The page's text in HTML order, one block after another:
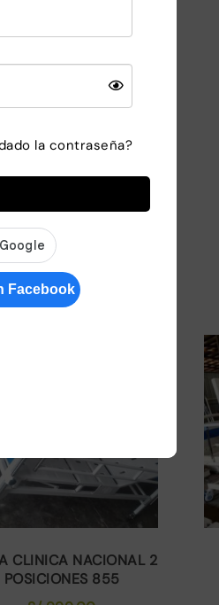
alta resistencia ·
CLINICA NACIONAL 2
POSICIONES 855
la contraseña?